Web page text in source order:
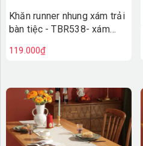
Khăn runner nhung xám trải
bàn tiệc - TBR538- xám
119.000₫